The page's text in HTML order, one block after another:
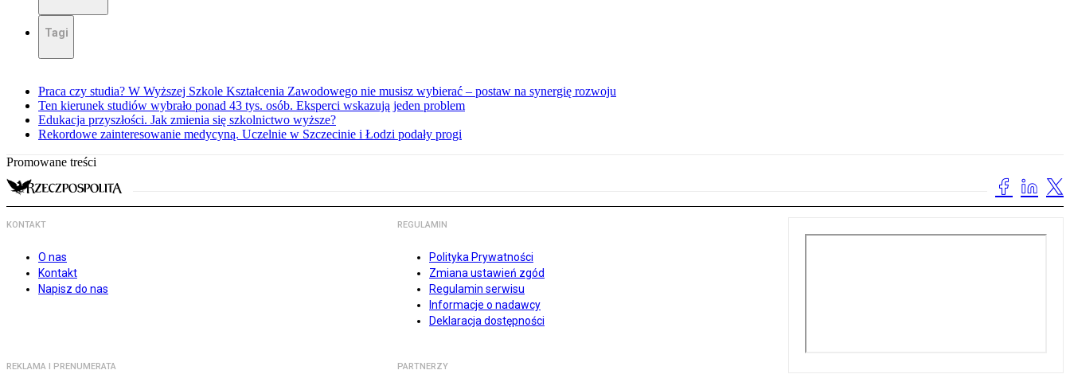
Tagi
Praca czy studia? W Wyższej Szkole Kształcenia Zawodowego nie musisz wybierać – postaw na synergię rozwoju
Ten kierunek studiów wybrało ponad 43 tys. osób. Eksperci wskazują jeden problem
Edukacja przyszłości. Jak zmienia się szkolnictwo wyższe?
Rekordowe zainteresowanie medycyną. Uczelnie w Szczecinie i Łodzi podały progi
Promowane treści
KONTAKT
O nas
Kontakt
Napisz do nas
REGULAMIN
Polityka Prywatności
Zmiana ustawień zgód
Regulamin serwisu
Informacje o nadawcy
Deklaracja dostępności
REKLAMA I PRENUMERATA PARTNERZY